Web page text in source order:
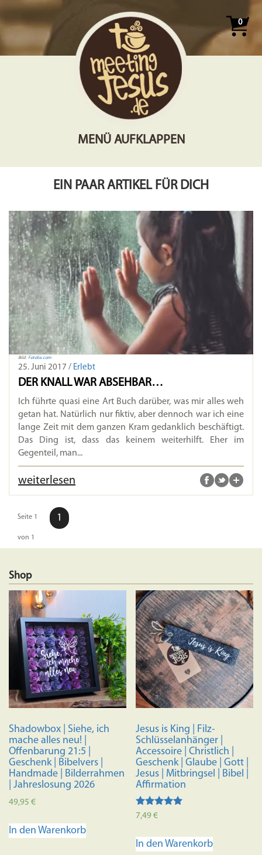
0
MENÜ AUFKLAPPEN
EIN PAAR ARTIKEL FÜR DICH
Bild: Fotolia.com
25. Juni 2017 / Erlebt
DER KNALL WAR ABSEHBAR…
Ich führte quasi eine Art Buch darüber, was mir alles weh
getan hat. Natürlich nur fiktiv, aber dennoch war ich eine
lange Zeit mit dem ganzen Kram gedanklich beschäftigt.
Das Ding ist, dass das keinem weiterhilft. Eher im
Gegenteil, man...
weiterlesen
Seite 1
von 1
1
Shop
Shadowbox | Siehe, ich
mache alles neu! |
Offenbarung 21:5 |
Geschenk | Bibelvers |
Handmade | Bilderrahmen
| Jahreslosung 2026
49,95 €
In den Warenkorb
Jesus is King | Filz-
Schlüsselanhänger |
Accessoire | Christlich |
Geschenk | Glaube | Gott |
Jesus | Mitbringsel | Bibel |
Affirmation
Bewertet mit
7,49€
In den Warenkorb